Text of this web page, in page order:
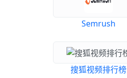
Semrush
搜狐视频排行榜